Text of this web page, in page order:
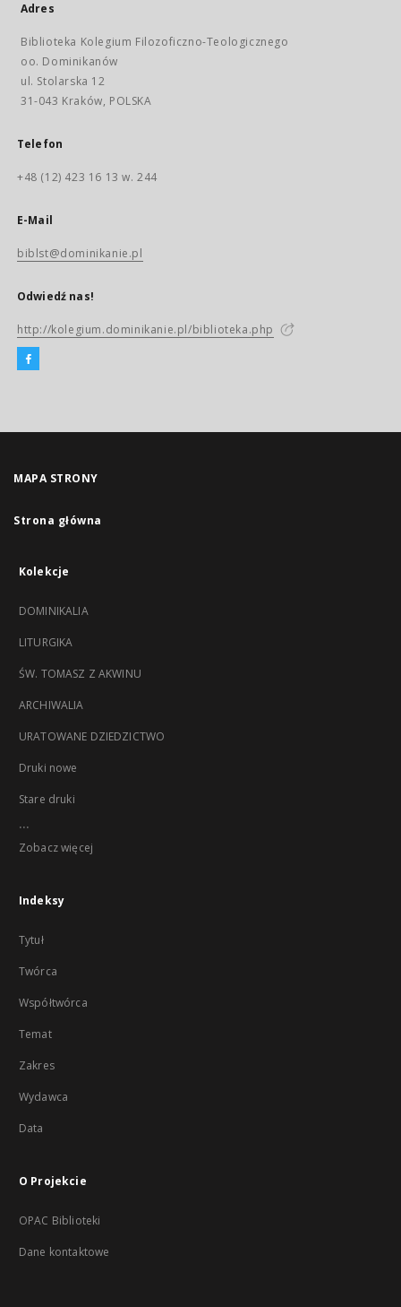
Adres
Biblioteka Kolegium Filozoficzno-Teologicznego
oo. Dominikanów
ul. Stolarska 12
31-043 Kraków, POLSKA
Telefon
+48 (12) 423 16 13 w. 244
E-Mail
biblst@dominikanie.pl
Odwiedź nas!
http://kolegium.dominikanie.pl/biblioteka.php
MAPA STRONY
Strona główna
Kolekcje
DOMINIKALIA
LITURGIKA
ŚW. TOMASZ Z AKWINU
ARCHIWALIA
URATOWANE DZIEDZICTWO
Druki nowe
Stare druki
...
Zobacz więcej
Indeksy
Tytuł
Twórca
Współtwórca
Temat
Zakres
Wydawca
Data
O Projekcie
OPAC Biblioteki
Dane kontaktowe